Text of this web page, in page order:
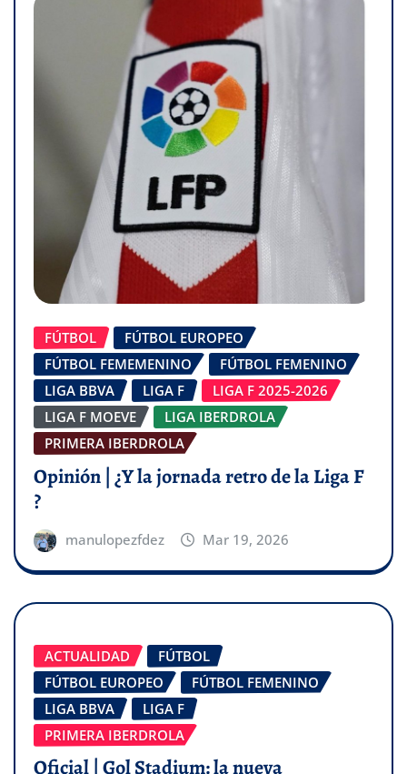
FÚTBOL
FÚTBOL EUROPEO
FÚTBOL FEMEMENINO
FÚTBOL FEMENINO
LIGA BBVA
LIGA F
LIGA F 2025-2026
LIGA F MOEVE
LIGA IBERDROLA
PRIMERA IBERDROLA
Opinión | ¿Y la jornada retro de la Liga F
?
manulopezfdez Mar 19, 2026
ACTUALIDAD
FÚTBOL
FÚTBOL EUROPEO
FÚTBOL FEMENINO
LIGA BBVA
LIGA F
PRIMERA IBERDROLA
Oficial | Gol Stadium: la nueva